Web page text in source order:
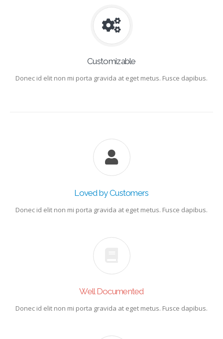
Customizable
Donec id elit non mi porta gravida at eget metus. Fusce dapibus.
Loved by Customers
Donec id elit non mi porta gravida at eget metus. Fusce dapibus.
Well Documented
Donec id elit non mi porta gravida at eget metus. Fusce dapibus.